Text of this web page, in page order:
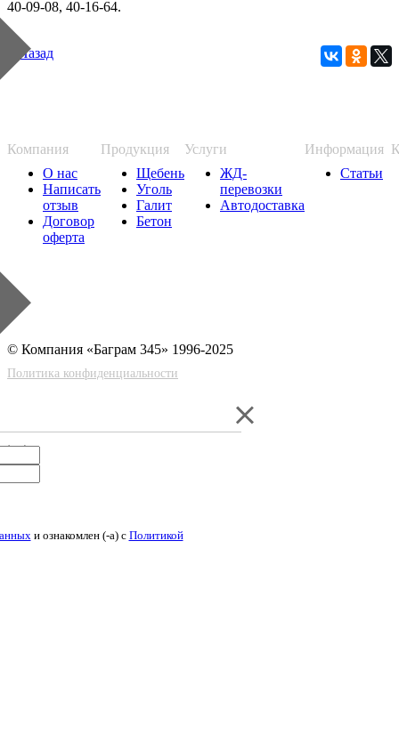
40-09-08, 40-16-64.
« Назад
Компания
О нас
Написать
отзыв
Договор
оферта
Продукция
Щебень
Уголь
Галит
Бетон
Услуги
ЖД-
перевозки
Автодоставка
Информация
Статьи
© Компания «Баграм 345» 1996-2025
Политика конфиденциальности
и ознакомлен (-а) c Политикой